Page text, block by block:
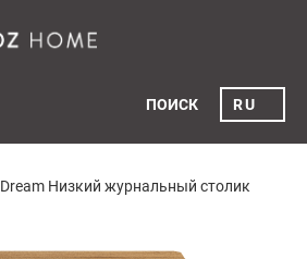
RU
ПОИСК
Dream Низкий журнальный столик